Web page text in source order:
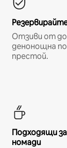
Отзиви от
денонощна
престой.
Подходящи
номади